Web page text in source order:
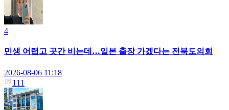
4
민생 어렵고 곳간 비는데…일본 출장 가겠다는 전북도의회
2026-08-06 11:18
111